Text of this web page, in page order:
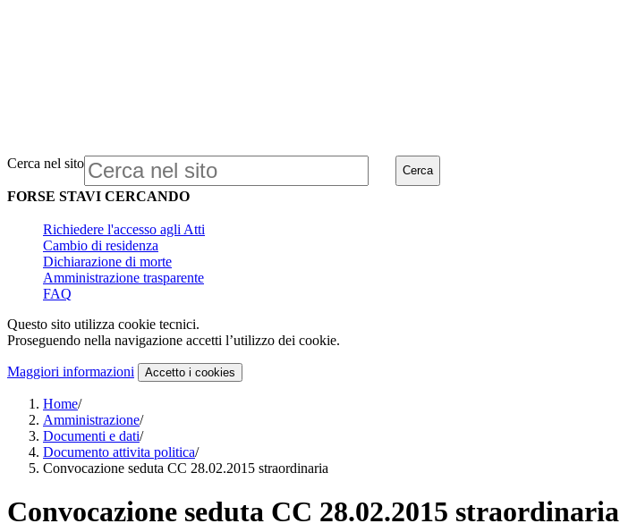
Cerca nel sito Cerca
FORSE STAVI CERCANDO
Richiedere l'accesso agli Atti
Cambio di residenza
Dichiarazione di morte
Amministrazione trasparente
FAQ
Questo sito utilizza cookie tecnici.
Proseguendo nella navigazione accetti l’utilizzo dei cookie.
Maggiori informazioni Accetto i cookies
Home/
Amministrazione/
Documenti e dati/
Documento attivita politica/
Convocazione seduta CC 28.02.2015 straordinaria
Convocazione seduta CC 28.02.2015 straordinaria